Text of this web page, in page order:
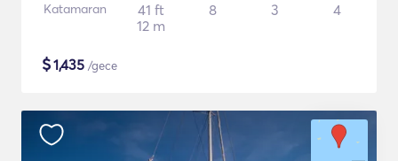
Katamaran
41 ft
12 m
8 3 4
$1,435 /gece